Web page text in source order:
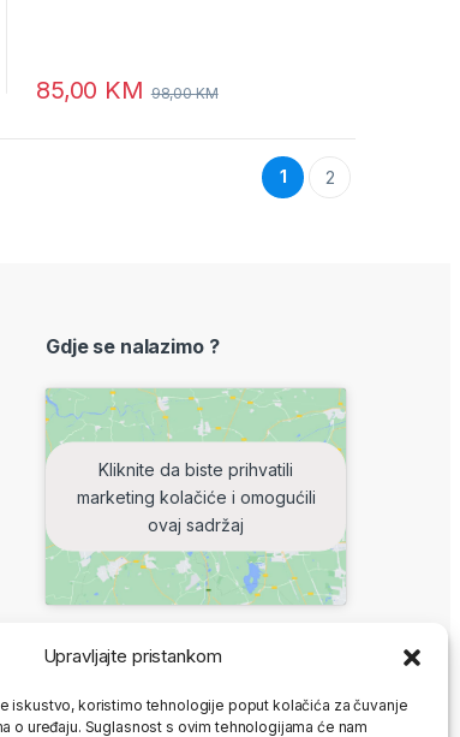
Upravljajte pristankom
iskustvo, koristimo tehnologije poput kolačića za čuvanje
o uređaju. Suglasnost s ovim tehnologijama će nam
85,00 KM 98,00KM
1 2
Gdje se nalazimo ?
Kliknite da biste prihvatili
marketing kolačiće i omogućili
ovaj sadržaj